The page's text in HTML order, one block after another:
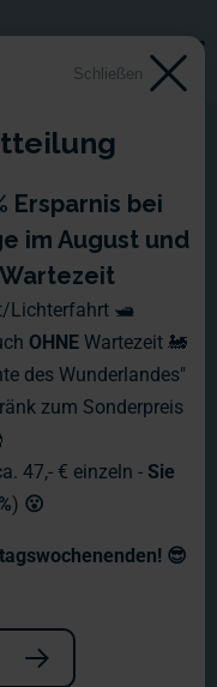
Tagen ein wenig
gerade vorbereitet.
Schließen
Ersparnis bei
im August und
Lichterfahrt 🛥️
OHNE Wartezeit 🚂
des Wunderlandes"
zum Sonderpreis
47,- € einzeln - Sie
) 😮
😎